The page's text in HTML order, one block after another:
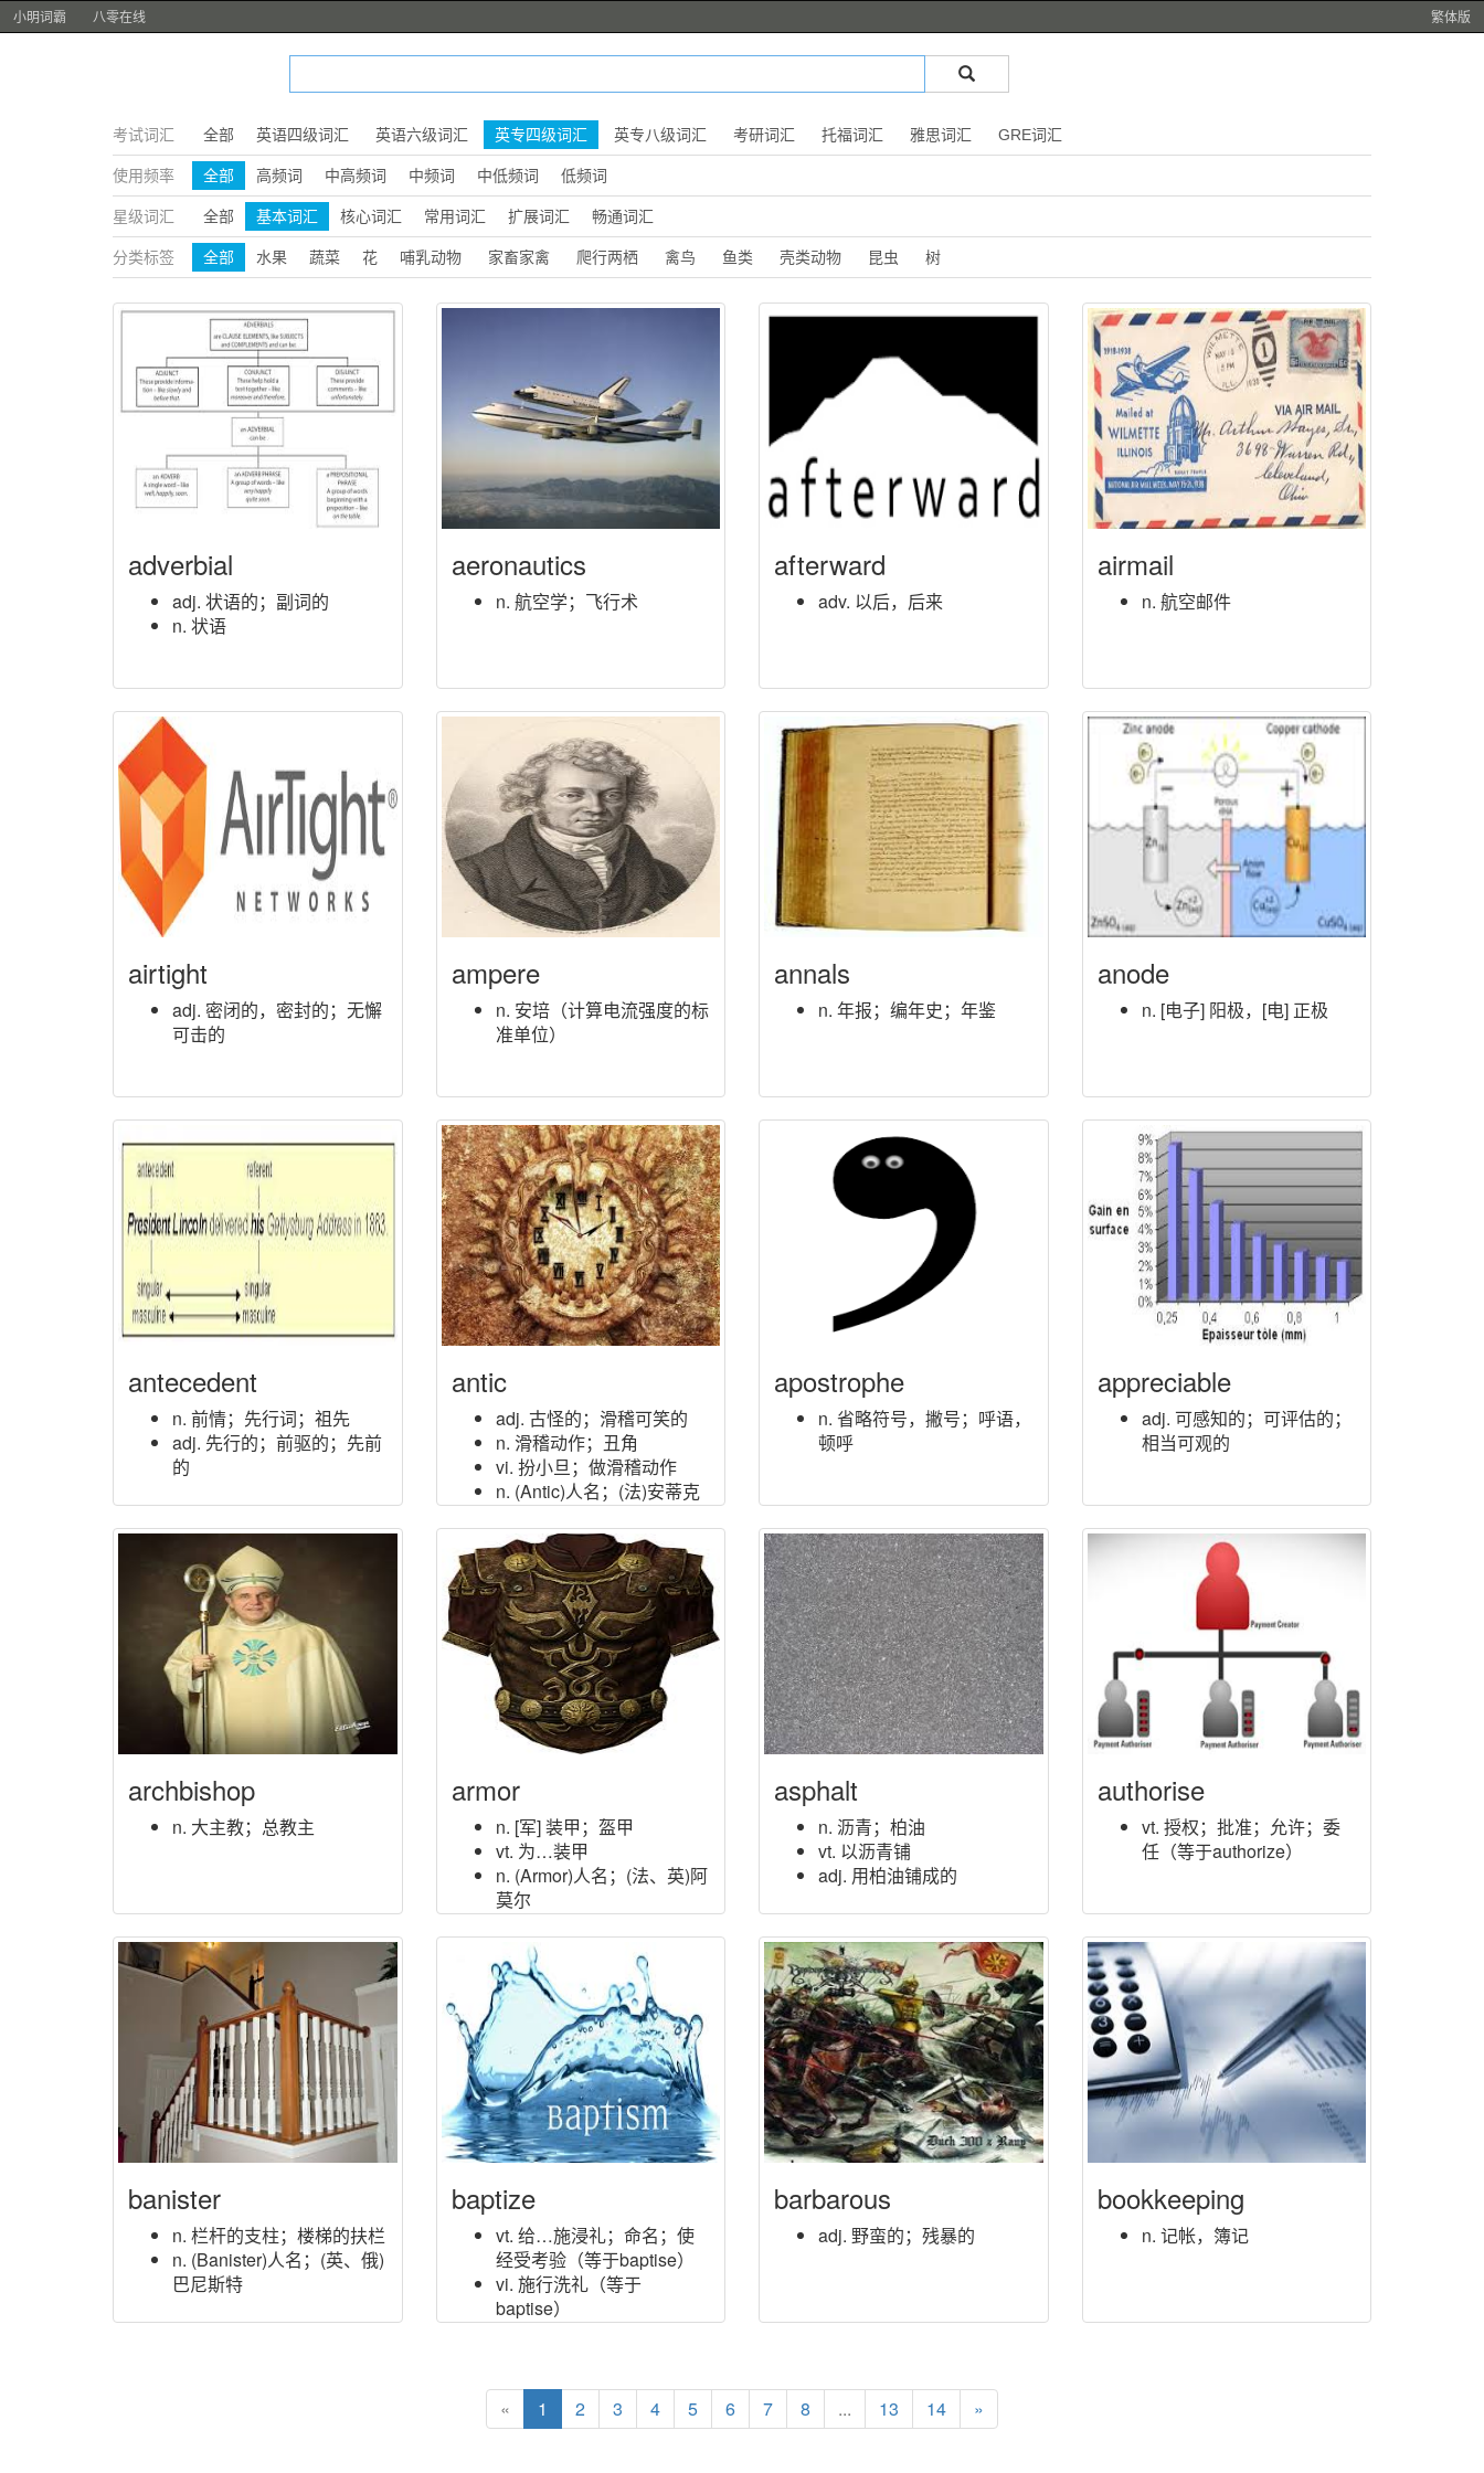
小明词霸 八零在线 繁体版
考试词汇 全部 英语四级词汇 英语六级词汇 英专四级词汇 英专八级词汇 考研词汇 托福词汇 雅思词汇 GRE词汇
使用频率 全部 高频词 中高频词 中频词 中低频词 低频词
星级词汇 全部 基本词汇 核心词汇 常用词汇 扩展词汇 畅通词汇
分类标签 全部 水果 蔬菜 花 哺乳动物 家畜家禽 爬行两栖 禽鸟 鱼类 壳类动物 昆虫 树
adverbial
adj. 状语的；副词的
n. 状语
aeronautics
n. 航空学；飞行术
afterward
adv. 以后，后来
airmail
n. 航空邮件
airtight
adj. 密闭的，密封的；无懈
可击的
ampere
n. 安培（计算电流强度的标
准单位）
annals
n. 年报；编年史；年鉴
anode
n. [电子] 阳极，[电] 正极
antecedent
n. 前情；先行词；祖先
adj. 先行的；前驱的；先前
的
antic
adj. 古怪的；滑稽可笑的
n. 滑稽动作；丑角
vi. 扮小旦；做滑稽动作
n. (Antic)人名；(法)安蒂克
apostrophe
n. 省略符号，撇号；呼语，
顿呼
appreciable
adj. 可感知的；可评估的；
相当可观的
archbishop
n. 大主教；总教主
armor
n. [军] 装甲；盔甲
vt. 为…装甲
n. (Armor)人名；(法、英)阿
莫尔
asphalt
n. 沥青；柏油
vt. 以沥青铺
adj. 用柏油铺成的
authorise
vt. 授权；批准；允许；委
任（等于authorize）
banister
n. 栏杆的支柱；楼梯的扶栏
n. (Banister)人名；(英、俄)
巴尼斯特
baptize
vt. 给…施浸礼；命名；使
经受考验（等于baptise）
vi. 施行洗礼（等于
baptise）
barbarous
adj. 野蛮的；残暴的
bookkeeping
n. 记帐，簿记
« 1 2 3 4 5 6 7 8 ... 13 14 »